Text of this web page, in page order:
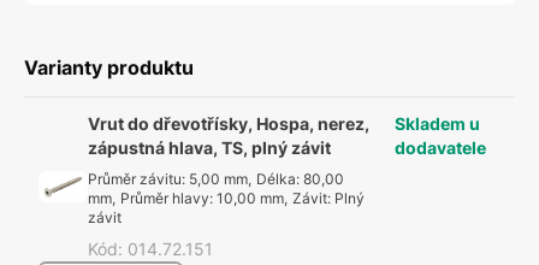
Varianty produktu
Vrut do dřevotřísky, Hospa, nerez,
zápustná hlava, TS, plný závit
Průměr závitu: 5,00 mm, Délka: 80,00
mm, Průměr hlavy: 10,00 mm, Závit: Plný
závit
Kód: 014.72.151
Skladem u
dodavatele